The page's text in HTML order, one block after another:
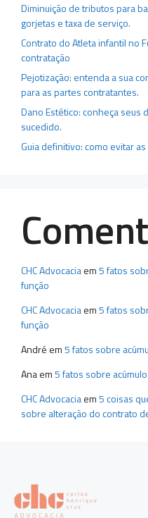
Diminuição de tributos para
gorjetas e taxa de serviço.
Contrato do Atleta infantil no
contratação
Pejotização: entenda a sua
para as partes contratantes.
Dano Estético: conheça seus
sucedido.
Guia definitivo: como evitar
CHC Advocaciaem5 fatos
função
CHC Advocaciaem5 fatos
função
André em5 fatos sobre
Anaem5 fatos sobre
CHC Advocaciaem5 coisas
sobre alteração do contrato